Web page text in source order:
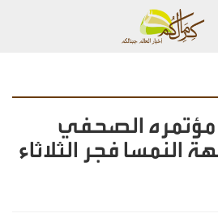
مؤتمره الصحفي
النمسا فجر الثلاثاء